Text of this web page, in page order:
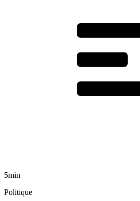
5min
Politique